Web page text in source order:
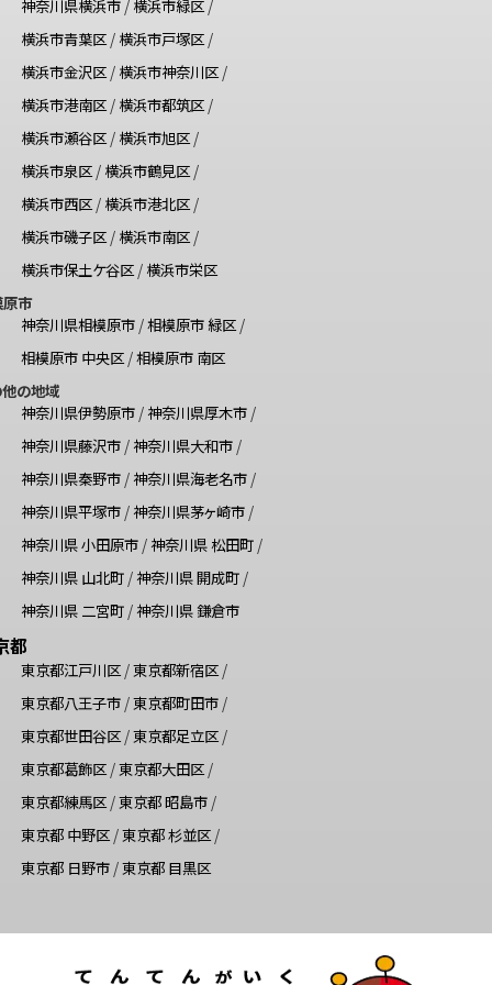
神奈川県横浜市/ 横浜市緑区/
横浜市青葉区/ 横浜市戸塚区/
横浜市金沢区/ 横浜市神奈川区/
横浜市港南区/ 横浜市都筑区/
横浜市瀬谷区/ 横浜市旭区/
横浜市泉区/ 横浜市鶴見区/
横浜市西区/ 横浜市港北区/
横浜市磯子区/ 横浜市南区/
横浜市保土ケ谷区/ 横浜市栄区
市
神奈川県相模原市/相模原市 緑区/
相模原市 中央区/相模原市 南区
の地域
神奈川県伊勢原市/神奈川県厚木市/
神奈川県藤沢市/神奈川県大和市/
神奈川県秦野市/神奈川県海老名市/
神奈川県平塚市/神奈川県茅ヶ崎市/
神奈川県 小田原市/神奈川県 松田町/
神奈川県 山北町/神奈川県 開成町/
神奈川県 二宮町/神奈川県 鎌倉市
都
東京都江戸川区/東京都新宿区/
東京都八王子市/東京都町田市/
東京都世田谷区/東京都足立区/
東京都葛飾区/東京都大田区/
東京都練馬区/東京都 昭島市/
東京都 中野区/東京都 杉並区/
東京都 日野市/東京都 目黒区